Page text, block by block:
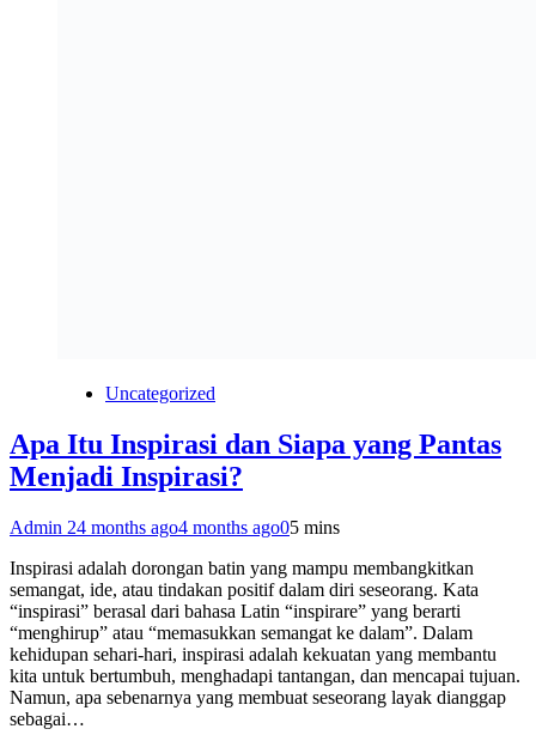
Uncategorized
Apa Itu Inspirasi dan Siapa yang Pantas
Menjadi Inspirasi?
Admin 24 months ago4 months ago05 mins
Inspirasi adalah dorongan batin yang mampu membangkitkan
semangat, ide, atau tindakan positif dalam diri seseorang. Kata
“inspirasi” berasal dari bahasa Latin “inspirare” yang berarti
“menghirup” atau “memasukkan semangat ke dalam”. Dalam
kehidupan sehari-hari, inspirasi adalah kekuatan yang membantu
kita untuk bertumbuh, menghadapi tantangan, dan mencapai tujuan.
Namun, apa sebenarnya yang membuat seseorang layak dianggap
sebagai…